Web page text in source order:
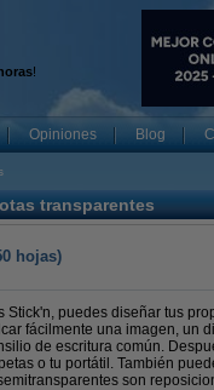
!
Opiniones Blog
transparentes
hojas)
Stick'n, puedes diseñar tus
fácilmente una imagen, un
de escritura común.
o tu portátil. También
son